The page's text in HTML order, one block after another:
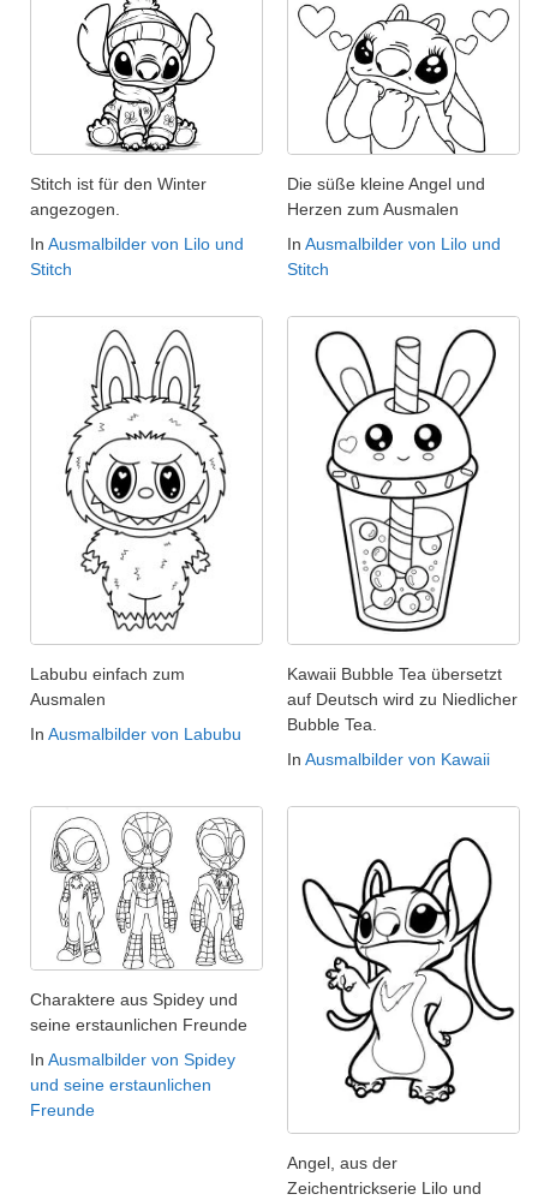
Stitch ist für den Winter
angezogen.
In Ausmalbilder von Lilo und
Stitch
Die süße kleine Angel und
Herzen zum Ausmalen
In Ausmalbilder von Lilo und
Stitch
Labubu einfach zum
Ausmalen
In Ausmalbilder von Labubu
Kawaii Bubble Tea übersetzt
auf Deutsch wird zu Niedlicher
Bubble Tea.
In Ausmalbilder von Kawaii
Charaktere aus Spidey und
seine erstaunlichen Freunde
In Ausmalbilder von Spidey
und seine erstaunlichen
Freunde
Angel, aus der
Zeichentrickserie Lilo und